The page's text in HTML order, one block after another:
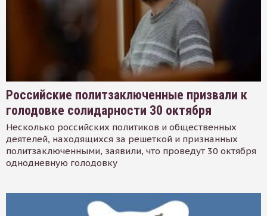
Российские политзаключенные призвали к
голодовке солидарности 30 октября
Несколько российских политиков и общественных
деятелей, находящихся за решеткой и признанных
политзаключенными, заявили, что проведут 30 октября
однодневную голодовку